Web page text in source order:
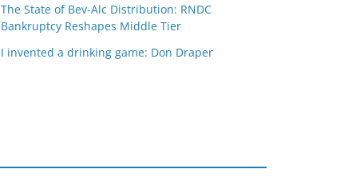
The State of Bev-Alc Distribution: RNDC
Bankruptcy Reshapes Middle Tier
I invented a drinking game: Don Draper